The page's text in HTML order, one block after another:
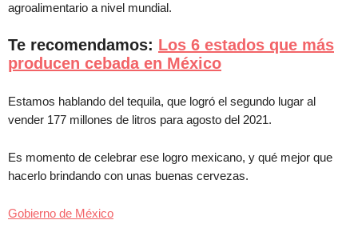
agroalimentario a nivel mundial.
Te recomendamos: Los 6 estados que más
producen cebada en México
Estamos hablando del tequila, que logró el segundo lugar al
vender 177 millones de litros para agosto del 2021.
Es momento de celebrar ese logro mexicano, y qué mejor que
hacerlo brindando con unas buenas cervezas.
Gobierno de México